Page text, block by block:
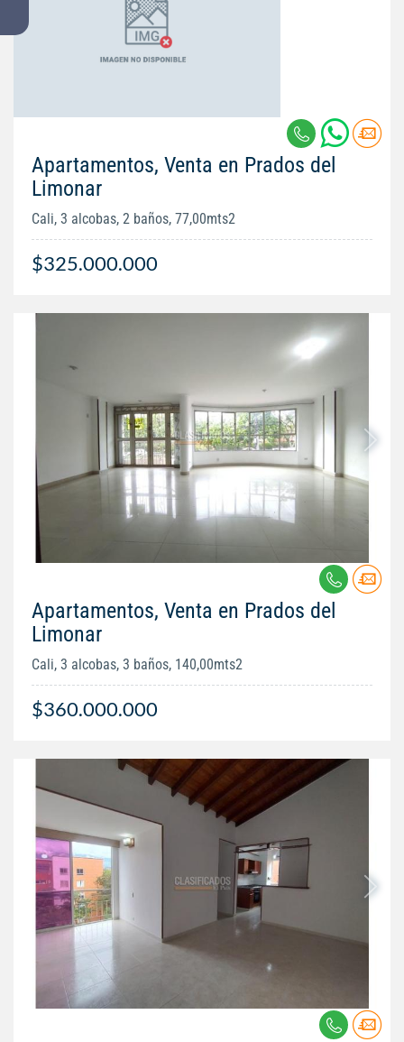
Apartamentos, Venta en Prados del
Limonar
Cali, 3 alcobas, 2 baños, 77,00mts2
$325.000.000
Apartamentos, Venta en Prados del
Limonar
Cali, 3 alcobas, 3 baños, 140,00mts2
$360.000.000